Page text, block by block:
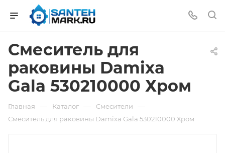
Смеситель для
раковины Damixa
Gala 530210000 Хром
Главная — Каталог — Смесители —
Смеситель для раковины Damixa Gala 530210000 Хром